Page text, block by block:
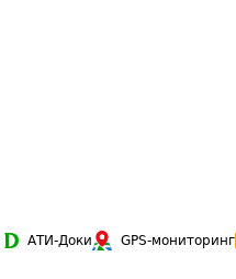
АТИ-Доки GPS-мониторинг